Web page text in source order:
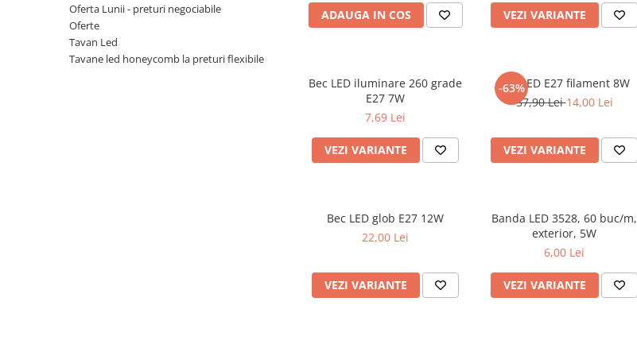
Oferta Lunii - preturi negociabile
Oferte
Tavan Led
Tavane led honeycomb la preturi flexibile
ADAUGA IN COS VEZI VARIANTE
Bec LED iluminare 260 grade
E27 7W
7,69 Lei
VEZI VARIANTE
-63%
Bec LED E27 filament 8W
37,90 Lei14,00 Lei
VEZI VARIANTE
Bec LED glob E27 12W
22,00 Lei
VEZI VARIANTE
Banda LED 3528, 60 buc/m,
exterior, 5W
6,00 Lei
VEZI VARIANTE